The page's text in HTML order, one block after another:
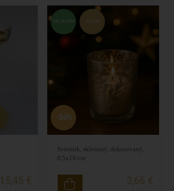
15,45 €
AKCIA
SKLADOM
Svietnik, sklenený, dekorovaný,
8,5x10 cm
3,66 €
-50%